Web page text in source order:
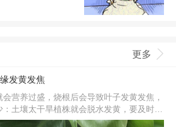
更多
发黄发焦
营养过盛，烧根后会导致叶子发黄发焦，
土壤太干旱植株就会脱水发黄，要及时浇
强烈：被夏季强光暴晒后，叶子会发黄发